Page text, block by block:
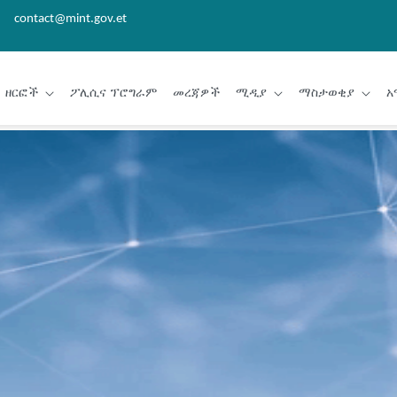
contact@mint.gov.et
ዘርፎች ፖሊሲና ፕሮግራም መረጃዎች ሚዲያ ማስታወቂያ